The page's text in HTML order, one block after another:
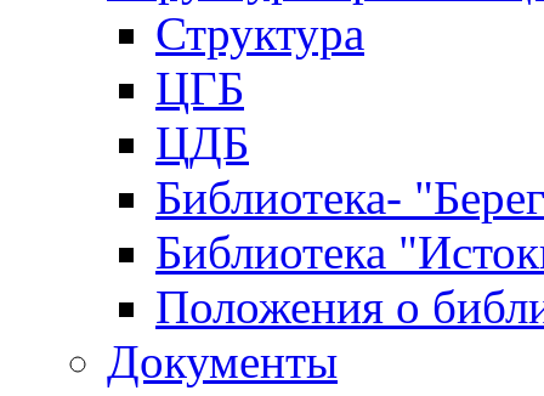
Структура
ЦГБ
ЦДБ
Библиотека-
Библиотека
Положения о
Документы